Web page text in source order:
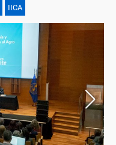
IICA